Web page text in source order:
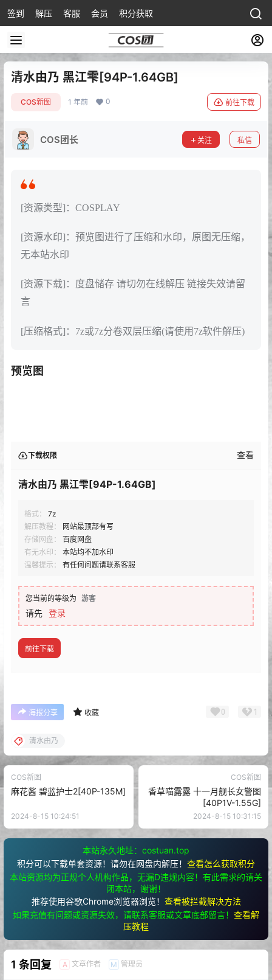
签到 解压 客服 会员 积分获取
清水由乃 黑江雫[94P-1.64GB]
COS新图 1 年前 0 前往下载
COS团长 关注 私信
[资源类型]：COSPLAY
[资源水印]：预览图进行了压缩和水印，原图无压缩，
无本站水印
[资源下载]：度盘储存 请切勿在线解压 链接失效请留
言
[压缩格式]：7z或7z分卷双层压缩(请使用7z软件解压)
预览图
下载权限 查看
清水由乃 黑江雫[94P-1.64GB]
格式：
7z
解压教程：
网站最顶部有写
存储网盘：
百度网盘
有无水印：
本站均不加水印
温馨提示：
有任何问题请联系客服
您当前的等级为 游客
请先 登录
前往下载
海报分享 收藏 0 1
清水由乃
COS新图
麻花酱 碧蓝护士2[40P-135M]
2024-8-15 10:24:51
COS新图
香草喵露露 十一月舰长女警图
[40P1V-1.55G]
2024-8-15 10:31:15
本站永久地址：costuan.top
积分可以下载单套资源！请勿在网盘内解压！ 查看怎么获取积分
本站资源均为正规个人机构作品，无漏D违规内容！有此需求的请关
闭本站，谢谢！
推荐使用谷歌Chrome浏览器浏览！ 查看被拦截解决方法
如果充值有问题或资源失效，请联系客服或文章底部留言！ 查看解
压教程
1 条回复 A 文章作者 M 管理员